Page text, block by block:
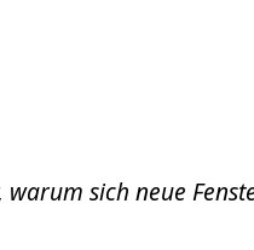
sich neue